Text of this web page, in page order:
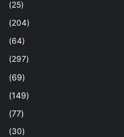
(25)
(204)
(64)
(297)
(69)
(149)
(77)
(30)